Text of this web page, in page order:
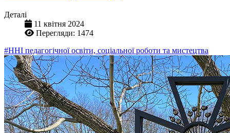
Деталі
11 квітня 2024
Перегляди: 1474
#ННІ педагогічної освіти, соціальної роботи та мистецтва